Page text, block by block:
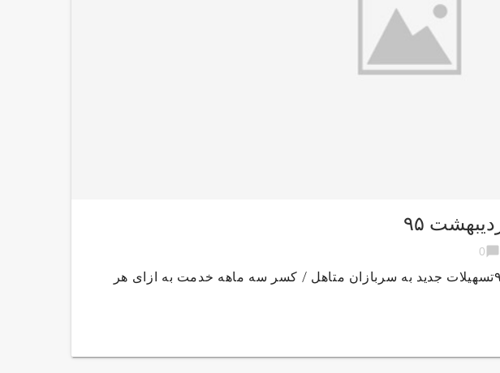
chat_bubble
0
اخبار مشروح ۱۶ دوشنبه ۲۷ اردیبهشت ۹۵تسهیلات جدید به سربازان متاهل / کسر سه ماهه خدمت به ازای هر